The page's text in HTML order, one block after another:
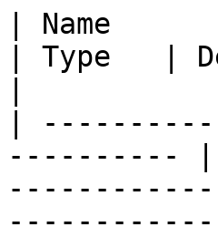
| Name
| Type   |
|
----------